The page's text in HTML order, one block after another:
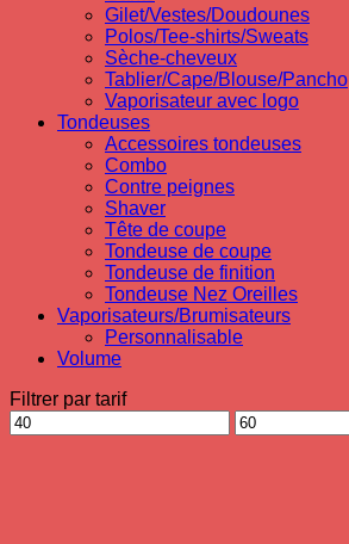
Gilet/Vestes/Doudounes
Polos/Tee-shirts/Sweats
Sèche-cheveux
Tablier/Cape/Blouse/Pancho
Vaporisateur avec logo
Tondeuses
Accessoires tondeuses
Combo
Contre peignes
Shaver
Tête de coupe
Tondeuse de coupe
Tondeuse de finition
Tondeuse Nez Oreilles
Vaporisateurs/Brumisateurs
Personnalisable
Volume
Filtrer par tarif
Prix
min
Prix
max